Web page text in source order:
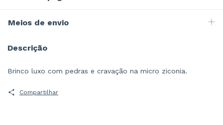
Meios de envio
Descrição
Brinco luxo com pedras e cravação na micro ziconia.
Compartilhar